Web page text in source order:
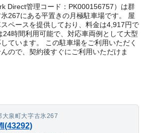
Direct管理コード：PK000156757）は群
267にある平置きの月極駐車場です。 屋
ペースを提供しており、料金は4,917円で
時間利用可能で、対応車両例として大型
ています。 この駐車場をご利用いただく
ので、契約後すぐにご利用いただけま
大泉町大字古氷267